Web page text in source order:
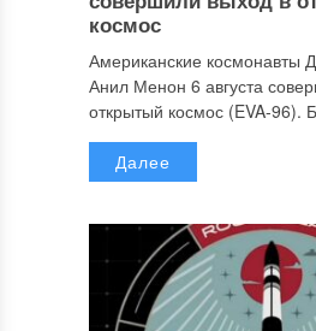
космос
Американские космонавты
Анил Менон 6 августа
открытый космос (EVA-96).
Далее